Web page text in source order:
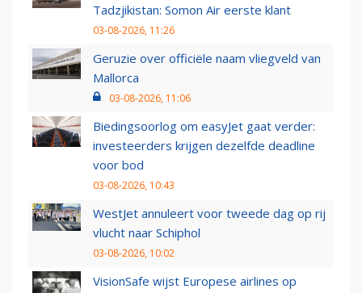
Tadzjikistan: Somon Air eerste klant
03-08-2026, 11:26
Geruzie over officiële naam vliegveld van
Mallorca
03-08-2026, 11:06
Biedingsoorlog om easyJet gaat verder:
investeerders krijgen dezelfde deadline
voor bod
03-08-2026, 10:43
WestJet annuleert voor tweede dag op rij
vlucht naar Schiphol
03-08-2026, 10:02
VisionSafe wijst Europese airlines op